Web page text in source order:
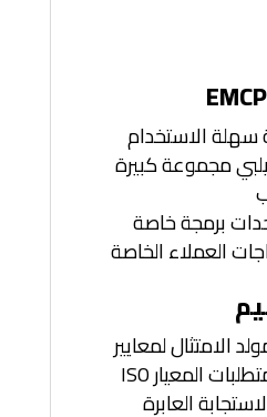
الاستخدام
مجموعة كبيرة
برمجة خاصة
العملاء الخاصة
الامتثال لمعايير
NFPA 110 وتلبي متطلبات المعيار ISO